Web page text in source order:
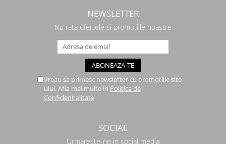
NEWSLETTER
Nu rata ofertele si promotiile noastre
Vreau sa primesc newsletter cu promotiile site-
ului. Afla mai multe in Politica de
Confidentialitate
SOCIAL
Urmareste-ne in social media